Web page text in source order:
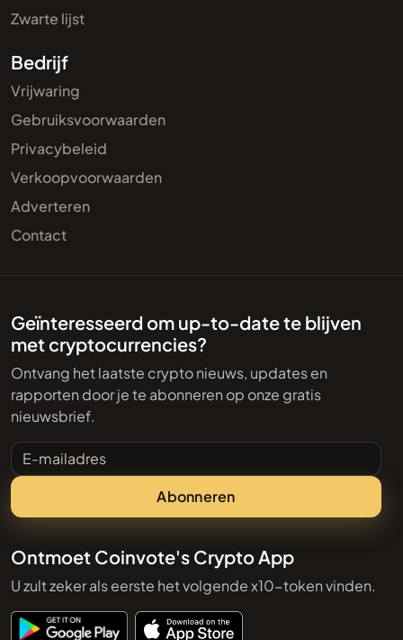
Zwarte lijst
Bedrijf
Vrijwaring
Gebruiksvoorwaarden
Privacybeleid
Verkoopvoorwaarden
Adverteren
Contact
Geïnteresseerd om up-to-date te blijven
met cryptocurrencies?
Ontvang het laatste crypto nieuws, updates en
rapporten door je te abonneren op onze gratis
nieuwsbrief.
E-mailadres
Abonneren
Ontmoet Coinvote's Crypto App
U zult zeker als eerste het volgende x10-token vinden.